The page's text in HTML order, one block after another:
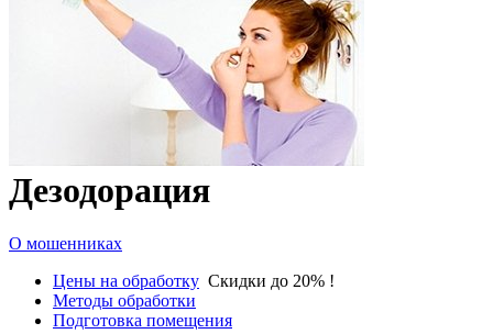
Дезодорация
О мошенниках
Цены на обработку Скидки до 20% !
Методы обработки
Подготовка помещения